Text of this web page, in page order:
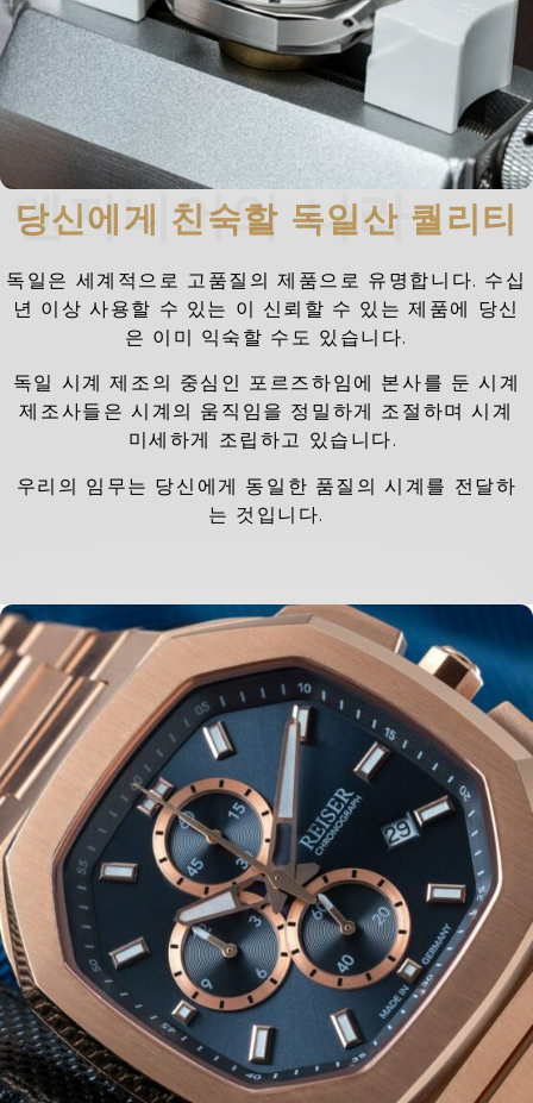
당신에게 친숙할 독일산 퀄리티
엔지니어의 나라
독일은 세계적으로 고품질의 제품으로 유명합니다. 수십
년 이상 사용할 수 있는 이 신뢰할 수 있는 제품에 당신
은 이미 익숙할 수도 있습니다.
독일 시계 제조의 중심인 포르즈하임에 본사를 둔 시계
제조사들은 시계의 움직임을 정밀하게 조절하며 시계
미세하게 조립하고 있습니다.
우리의 임무는 당신에게 동일한 품질의 시계를 전달하
는 것입니다.